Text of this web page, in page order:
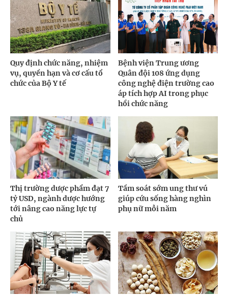
Quy định chức năng, nhiệm
vụ, quyền hạn và cơ cấu tổ
chức của Bộ Y tế
Bệnh viện Trung ương
Quân đội 108 ứng dụng
công nghệ điện trường cao
áp tích hợp AI trong phục
hồi chức năng
Thị trường dược phẩm đạt 7
tỷ USD, ngành dược hướng
tới nâng cao năng lực tự
chủ
Tầm soát sớm ung thư vú
giúp cứu sống hàng nghìn
phụ nữ mỗi năm